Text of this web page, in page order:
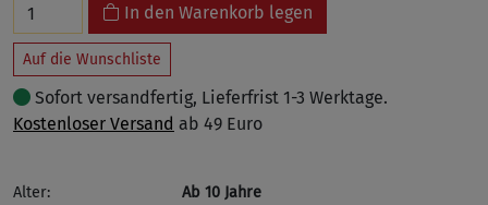
In den Warenkorb legen
Auf die Wunschliste
Sofort versandfertig, Lieferfrist 1-3 Werktage.
Kostenloser Versand ab 49 Euro
Alter:
Ab 10 Jahre